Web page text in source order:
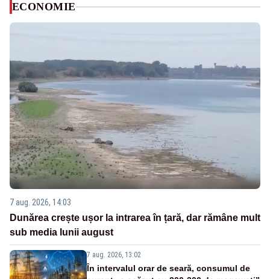
ECONOMIE
7 aug. 2026, 14:03
Dunărea crește ușor la intrarea în țară, dar rămâne mult
sub media lunii august
7 aug. 2026, 13:02
În intervalul orar de seară, consumul de